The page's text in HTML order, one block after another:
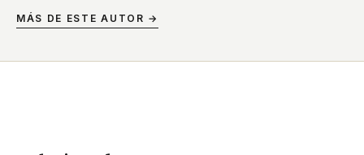
MÁS DE ESTE AUTOR →